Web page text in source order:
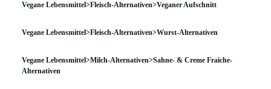
Vegane Lebensmittel>Fleisch-Alternativen>Veganer Aufschnitt
Vegane Lebensmittel>Fleisch-Alternativen>Wurst-Alternativen
Vegane Lebensmittel>Milch-Alternativen>Sahne- & Creme Fraiche-
Alternativen